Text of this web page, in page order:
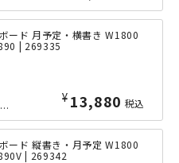
ード 月予定・横書き W1800
| 269335
¥ 13,880 税込
横書き月予定表入りの壁掛けホワイトボード。こちらは幅1800mmのワイドサイズで...
ード 縦書き・月予定 W1800
| 269342